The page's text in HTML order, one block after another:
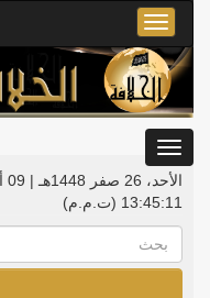
Toggle
navigation
الأحد، 26 صفر 1448هـ | 09 أغسطس 2026م |
13:45:11 (ت.م.م)